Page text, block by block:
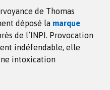
de Thomas
déposé la marque
de l’INPI. Provocation
indéfendable, elle
intoxication